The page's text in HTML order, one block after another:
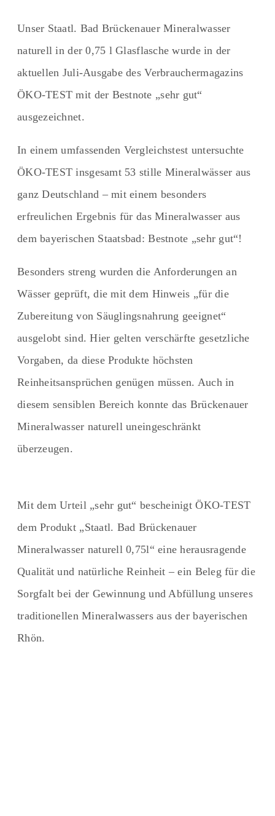
Unser Staatl. Bad Brückenauer Mineralwasser
naturell in der 0,75 l Glasflasche wurde in der
aktuellen Juli-Ausgabe des Verbrauchermagazins
ÖKO-TEST mit der Bestnote „sehr gut“
ausgezeichnet.
In einem umfassenden Vergleichstest untersuchte
ÖKO-TEST insgesamt 53 stille Mineralwässer aus
ganz Deutschland – mit einem besonders
erfreulichen Ergebnis für das Mineralwasser aus
dem bayerischen Staatsbad: Bestnote „sehr gut“!
Besonders streng wurden die Anforderungen an
Wässer geprüft, die mit dem Hinweis „für die
Zubereitung von Säuglingsnahrung geeignet“
ausgelobt sind. Hier gelten verschärfte gesetzliche
Vorgaben, da diese Produkte höchsten
Reinheitsansprüchen genügen müssen. Auch in
diesem sensiblen Bereich konnte das Brückenauer
Mineralwasser naturell uneingeschränkt
überzeugen.
Mit dem Urteil „sehr gut“ bescheinigt ÖKO-TEST
dem Produkt „Staatl. Bad Brückenauer
Mineralwasser naturell 0,75l“ eine herausragende
Qualität und natürliche Reinheit – ein Beleg für die
Sorgfalt bei der Gewinnung und Abfüllung unseres
traditionellen Mineralwassers aus der bayerischen
Rhön.